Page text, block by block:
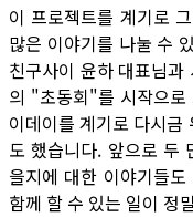
이 프로젝트를 계기로
많은 이야기를 나눌 수
친구사이 윤하 대표님
의 "초동회"를 시작으로
이데이를 계기로 다시금
도 했습니다. 앞으로 두
을지에 대한 이야기들
함께 할 수 있는 일이 정